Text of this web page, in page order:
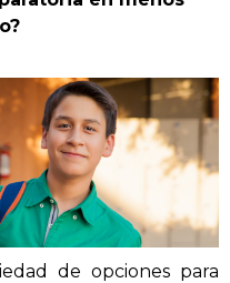
de opciones para